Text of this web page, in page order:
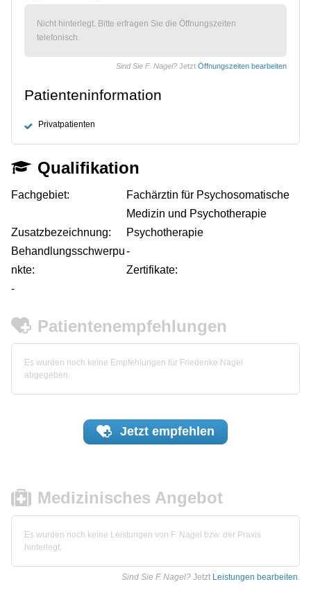
Nicht hinterlegt. Bitte erfragen Sie die Öffnungszeiten
telefonisch.
Sind Sie F. Nagel? Jetzt Öffnungszeiten bearbeiten
Patienteninformation
Privatpatienten
Qualifikation
Fachgebiet:
Fachärztin für Psychosomatische
Medizin und Psychotherapie
Zusatzbezeichnung:
Psychotherapie
Behandlungsschwerpu
nkte:
-
Zertifikate:
-
Patientenempfehlungen
Es wurden noch keine Empfehlungen für Friederike Nagel
abgegeben.
Jetzt empfehlen
Medizinisches Angebot
Es wurden noch keine Leistungen von F. Nagel bzw. der Praxis
hinterlegt.
Sind Sie F. Nagel? Jetzt Leistungen bearbeiten.